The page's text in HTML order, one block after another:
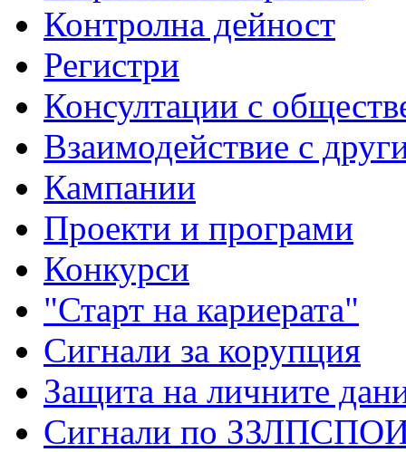
Контролна дейност
Регистри
Консултации с
Взаимодействие с
Кампании
Проекти и програми
Конкурси
"Старт на кариерата"
Сигнали за корупция
Защита на личните
Сигнали по